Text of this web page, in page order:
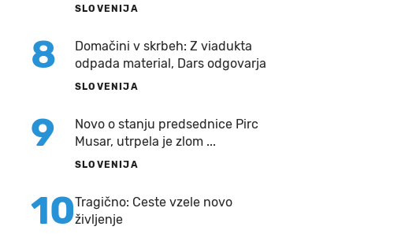
SLOVENIJA
8
Domačini v skrbeh: Z viadukta
odpada material, Dars odgovarja
SLOVENIJA
9
Novo o stanju predsednice Pirc
Musar, utrpela je zlom ...
SLOVENIJA
10Tragično: Ceste vzele novo
življenje